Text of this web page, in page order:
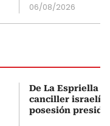
06/08/2026
De La Espriella
canciller israelí
posesión